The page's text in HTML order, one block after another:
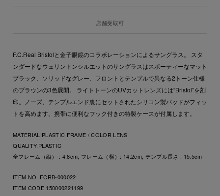
店舗受取可
F.C.Real Bristolと金子眼鏡のコラボレーションによるサングラス。 スタ
ンダードなウェリントンシルエットのサングラスはスポーティーなマット
ブラック、ソリッドなグレー、フロントとテンプルで異なる2トーン仕様
のブラウンの3色展開。 ライトトーンのUVカットレンズには“Bristol”を刻
印。ノーズ、テンプルエンド裏にセットされたシリコン製パッドがフィッ
トを高めます。携帯に便利なフック付きの特製ケースが付属します。
MATERIAL:PLASTIC FRAME / COLOR LENS
QUALITY:PLASTIC
全フレーム（縦） : 4.8cm, フレーム（横）: 14.2cm, テンプル長さ : 15.5cm
ITEM NO. FCRB-000022
ITEM CODE 150000221199